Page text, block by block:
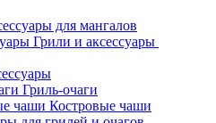
для мангалов
Грили и аксессуары
Гриль-очаги
Костровые чаши